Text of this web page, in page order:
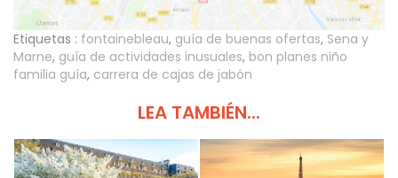
Etiquetas : fontainebleau, guía de buenas ofertas, Sena y
Marne, guía de actividades inusuales, bon planes niño
familia guía, carrera de cajas de jabón
LEA TAMBIÉN...